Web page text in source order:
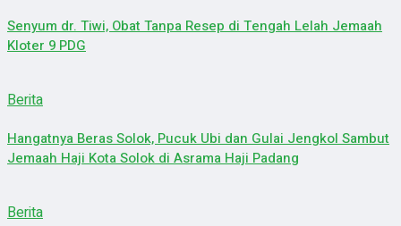
Senyum dr. Tiwi, Obat Tanpa Resep di Tengah Lelah Jemaah
Kloter 9 PDG
Berita
Hangatnya Beras Solok, Pucuk Ubi dan Gulai Jengkol Sambut
Jemaah Haji Kota Solok di Asrama Haji Padang
Berita